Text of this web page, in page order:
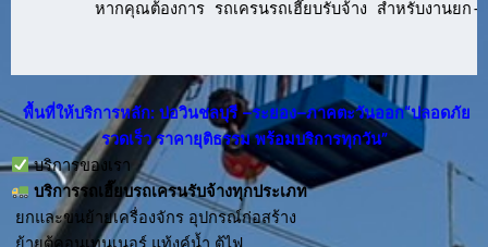
หากคุณต้องการ รถเครนรถเฮี๊ยบรับจ้าง สำหรับงานยก
พื้นที่ให้บริการหลัก: บ่อวินชลบุรี –ระยอง–ภาคตะวันออก“ปลอดภัย
รวดเร็ว ราคายุติธรรม พร้อมบริการทุกวัน”
บริการของเรา
บริการรถเฮี๊ยบรถเครนรับจ้างทุกประเภท
ยกและขนย้ายเครื่องจักร อุปกรณ์ก่อสร้าง